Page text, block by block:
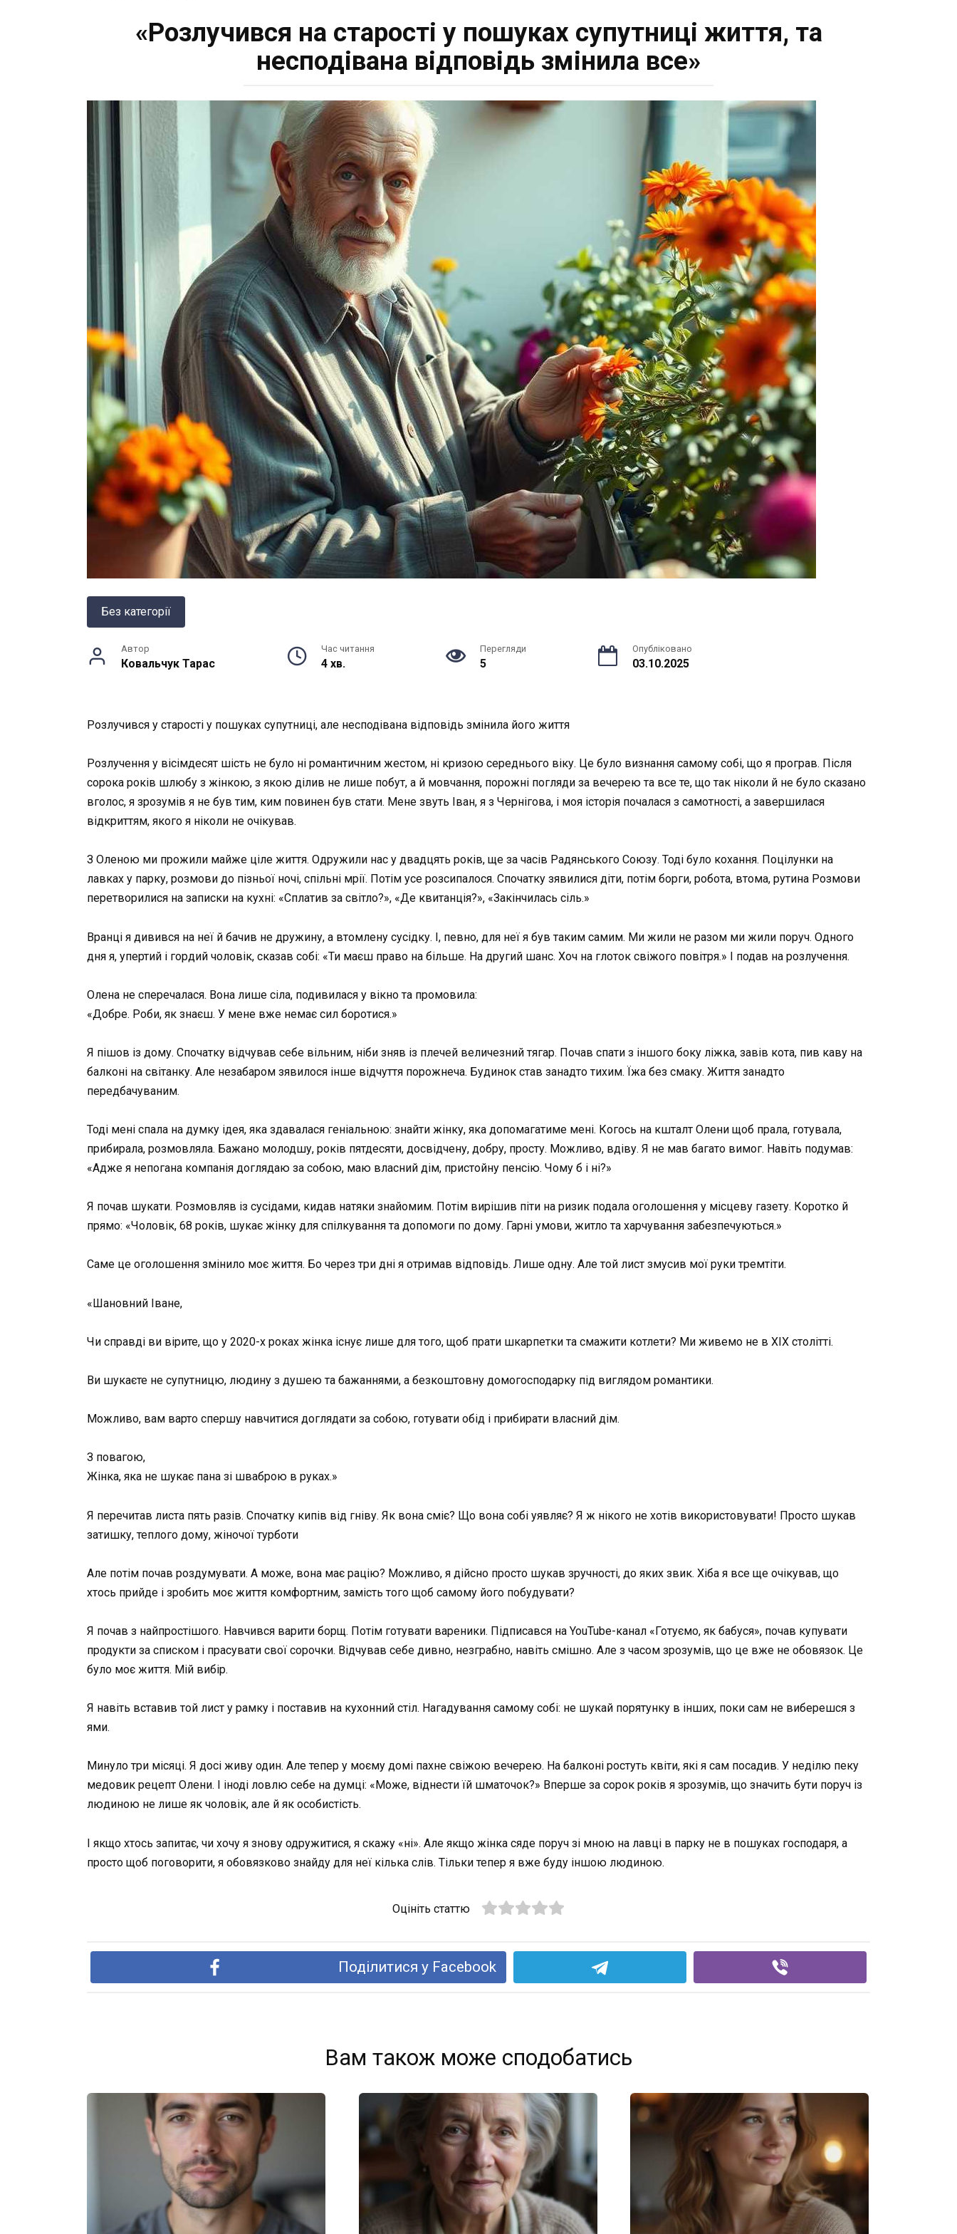
«Розлучився на старості у пошуках супутниці життя, та
несподівана відповідь змінила все»
Без категорії
Автор
Ковальчук Тарас
Час читання
4 хв.
Перегляди
5
Опубліковано
03.10.2025
Розлучився у старості у пошуках супутниці, але несподівана відповідь змінила його життя
Розлучення у вісімдесят шість не було ні романтичним жестом, ні кризою середнього віку. Це було визнання самому собі, що я програв. Після
сорока років шлюбу з жінкою, з якою ділив не лише побут, а й мовчання, порожні погляди за вечерею та все те, що так ніколи й не було сказано
вголос, я зрозумів я не був тим, ким повинен був стати. Мене звуть Іван, я з Чернігова, і моя історія почалася з самотності, а завершилася
відкриттям, якого я ніколи не очікував.
З Оленою ми прожили майже ціле життя. Одружили нас у двадцять років, ще за часів Радянського Союзу. Тоді було кохання. Поцілунки на
лавках у парку, розмови до пізньої ночі, спільні мрії. Потім усе розсипалося. Спочатку зявилися діти, потім борги, робота, втома, рутина Розмови
перетворилися на записки на кухні: «Сплатив за світло?», «Де квитанція?», «Закінчилась сіль.»
Вранці я дивився на неї й бачив не дружину, а втомлену сусідку. І, певно, для неї я був таким самим. Ми жили не разом ми жили поруч. Одного
дня я, упертий і гордий чоловік, сказав собі: «Ти маєш право на більше. На другий шанс. Хоч на глоток свіжого повітря.» І подав на розлучення.
Олена не сперечалася. Вона лише сіла, подивилася у вікно та промовила:
«Добре. Роби, як знаєш. У мене вже немає сил боротися.»
Я пішов із дому. Спочатку відчував себе вільним, ніби зняв із плечей величезний тягар. Почав спати з іншого боку ліжка, завів кота, пив каву на
балконі на світанку. Але незабаром зявилося інше відчуття порожнеча. Будинок став занадто тихим. Їжа без смаку. Життя занадто
передбачуваним.
Тоді мені спала на думку ідея, яка здавалася геніальною: знайти жінку, яка допомагатиме мені. Когось на кшталт Олени щоб прала, готувала,
прибирала, розмовляла. Бажано молодшу, років пятдесяти, досвідчену, добру, просту. Можливо, вдіву. Я не мав багато вимог. Навіть подумав:
«Адже я непогана компанія доглядаю за собою, маю власний дім, пристойну пенсію. Чому б і ні?»
Я почав шукати. Розмовляв із сусідами, кидав натяки знайомим. Потім вирішив піти на ризик подала оголошення у місцеву газету. Коротко й
прямо: «Чоловік, 68 років, шукає жінку для спілкування та допомоги по дому. Гарні умови, житло та харчування забезпечуються.»
Саме це оголошення змінило моє життя. Бо через три дні я отримав відповідь. Лише одну. Але той лист змусив мої руки тремтіти.
«Шановний Іване,
Чи справді ви вірите, що у 2020-х роках жінка існує лише для того, щоб прати шкарпетки та смажити котлети? Ми живемо не в XIX столітті.
Ви шукаєте не супутницю, людину з душею та бажаннями, а безкоштовну домогосподарку під виглядом романтики.
Можливо, вам варто спершу навчитися доглядати за собою, готувати обід і прибирати власний дім.
З повагою,
Жінка, яка не шукає пана зі шваброю в руках.»
Я перечитав листа пять разів. Спочатку кипів від гніву. Як вона сміє? Що вона собі уявляє? Я ж нікого не хотів використовувати! Просто шукав
затишку, теплого дому, жіночої турботи
Але потім почав роздумувати. А може, вона має рацію? Можливо, я дійсно просто шукав зручності, до яких звик. Хіба я все ще очікував, що
хтось прийде і зробить моє життя комфортним, замість того щоб самому його побудувати?
Я почав з найпростішого. Навчився варити борщ. Потім готувати вареники. Підписався на YouTube-канал «Готуємо, як бабуся», почав купувати
продукти за списком і прасувати свої сорочки. Відчував себе дивно, незграбно, навіть смішно. Але з часом зрозумів, що це вже не обовязок. Це
було моє життя. Мій вибір.
Я навіть вставив той лист у рамку і поставив на кухонний стіл. Нагадування самому собі: не шукай порятунку в інших, поки сам не виберешся з
ями.
Минуло три місяці. Я досі живу один. Але тепер у моєму домі пахне свіжою вечерею. На балконі ростуть квіти, які я сам посадив. У неділю пеку
медовик рецепт Олени. І іноді ловлю себе на думці: «Може, віднести їй шматочок?» Вперше за сорок років я зрозумів, що значить бути поруч із
людиною не лише як чоловік, але й як особистість.
І якщо хтось запитає, чи хочу я знову одружитися, я скажу «ні». Але якщо жінка сяде поруч зі мною на лавці в парку не в пошуках господаря, а
просто щоб поговорити, я обовязково знайду для неї кілька слів. Тільки тепер я вже буду іншою людиною.
Оцініть статтю
Поділитися у Facebook
Вам також може сподобатись